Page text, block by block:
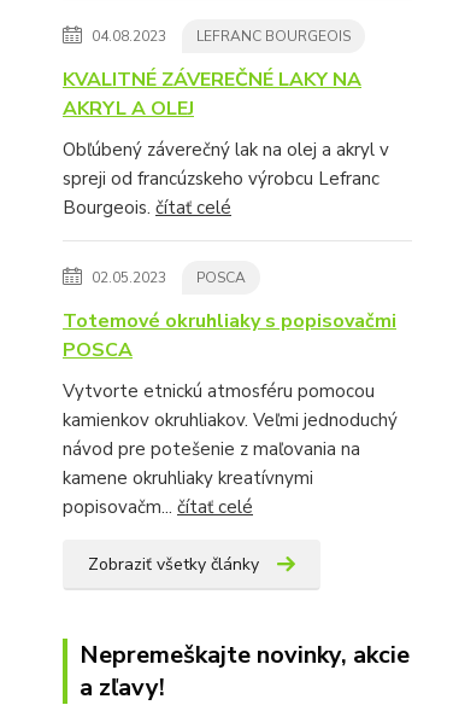
04.08.2023 LEFRANC BOURGEOIS
KVALITNÉ ZÁVEREČNÉ LAKY NA
AKRYL A OLEJ
Obľúbený záverečný lak na olej a akryl v
spreji od francúzskeho výrobcu Lefranc
Bourgeois. čítať celé
02.05.2023 POSCA
Totemové okruhliaky s popisovačmi
POSCA
Vytvorte etnickú atmosféru pomocou
kamienkov okruhliakov. Veľmi jednoduchý
návod pre potešenie z maľovania na
kamene okruhliaky kreatívnymi
popisovačm... čítať celé
Zobraziť všetky články
Nepremeškajte novinky, akcie
a zľavy!